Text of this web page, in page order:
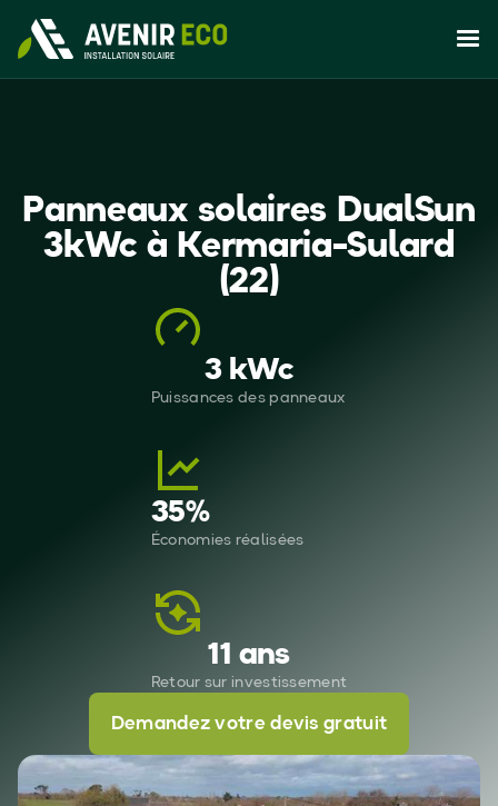
Panneaux solaires DualSun
3kWc à Kermaria-Sulard
(22)
3 kWc
Puissances des panneaux
35%
Économies réalisées
11 ans
Retour sur investissement
Demandez votre devis gratuit